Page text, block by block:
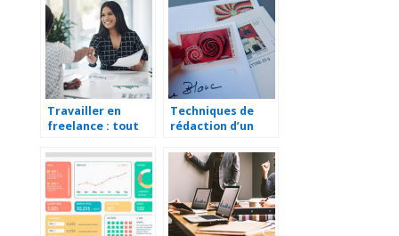
Travailler en
freelance : tout
quelques minutes
Techniques de
rédaction d’un
professionnel